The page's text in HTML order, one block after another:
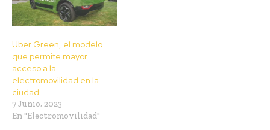
Uber Green, el modelo
que permite mayor
acceso a la
electromovilidad en la
ciudad
7 Junio, 2023
En "Electromovilidad"